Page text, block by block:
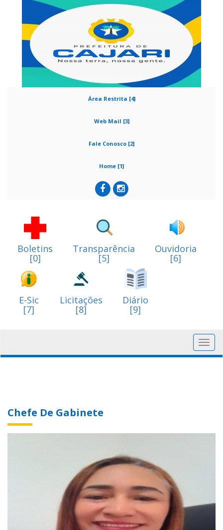
Área Restrita [4]
Web Mail [3]
Fale Conosco [2]
Home [1]
Boletins
[0]
Transparência
[5]
Ouvidoria
[6]
E-Sic
[7]
Licitações
[8]
Diário
[9]
Chefe De Gabinete